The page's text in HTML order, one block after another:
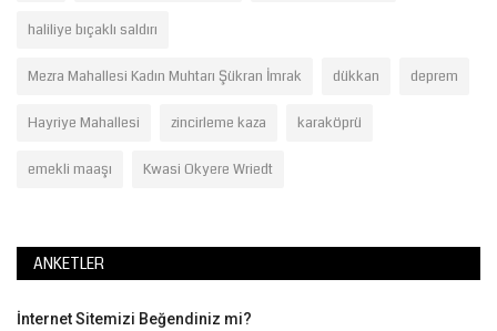
haliliye bıçaklı saldırı
Mezra Mahallesi Kadın Muhtarı Şükran İmrak dükkan deprem
Hayriye Mahallesi zincirleme kaza karaköprü
emekli maaşı Kwasi Okyere Wriedt
ANKETLER
İnternet Sitemizi Beğendiniz mi?